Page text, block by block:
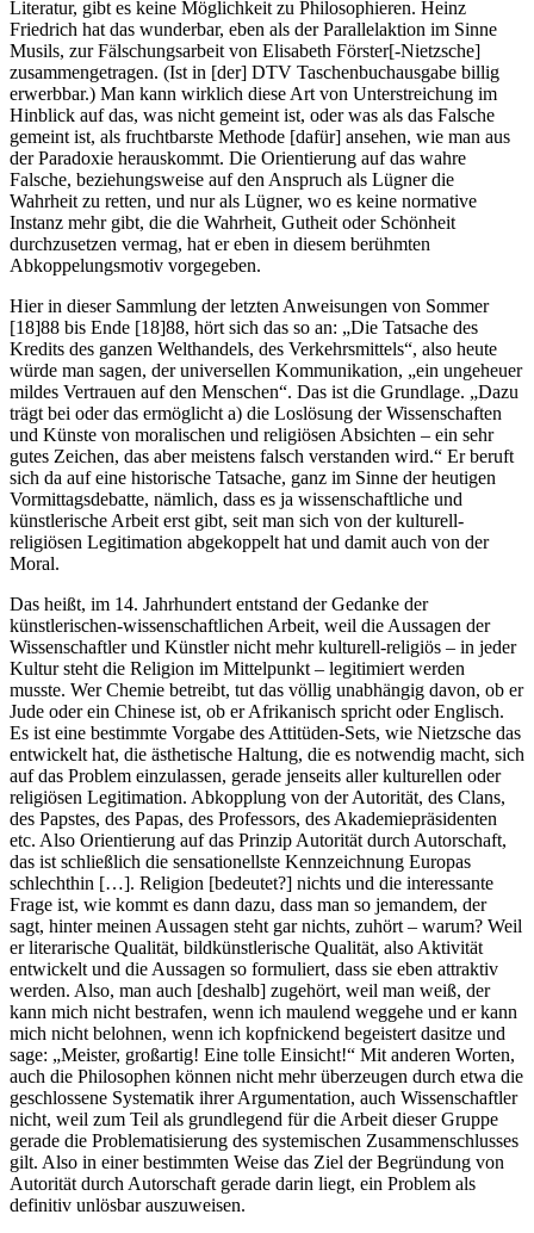
Literatur, gibt es keine Möglichkeit zu Philosophieren. Heinz
Friedrich hat das wunderbar, eben als der Parallelaktion im Sinne
Musils, zur Fälschungsarbeit von Elisabeth Förster[-Nietzsche]
zusammengetragen. (Ist in [der] DTV Taschenbuchausgabe billig
erwerbbar.) Man kann wirklich diese Art von Unterstreichung im
Hinblick auf das, was nicht gemeint ist, oder was als das Falsche
gemeint ist, als fruchtbarste Methode [dafür] ansehen, wie man aus
der Paradoxie herauskommt. Die Orientierung auf das wahre
Falsche, beziehungsweise auf den Anspruch als Lügner die
Wahrheit zu retten, und nur als Lügner, wo es keine normative
Instanz mehr gibt, die die Wahrheit, Gutheit oder Schönheit
durchzusetzen vermag, hat er eben in diesem berühmten
Abkoppelungsmotiv vorgegeben.
Hier in dieser Sammlung der letzten Anweisungen von Sommer
[18]88 bis Ende [18]88, hört sich das so an: „Die Tatsache des
Kredits des ganzen Welthandels, des Verkehrsmittels“, also heute
würde man sagen, der universellen Kommunikation, „ein ungeheuer
mildes Vertrauen auf den Menschen“. Das ist die Grundlage. „Dazu
trägt bei oder das ermöglicht a) die Loslösung der Wissenschaften
und Künste von moralischen und religiösen Absichten – ein sehr
gutes Zeichen, das aber meistens falsch verstanden wird.“ Er beruft
sich da auf eine historische Tatsache, ganz im Sinne der heutigen
Vormittagsdebatte, nämlich, dass es ja wissenschaftliche und
künstlerische Arbeit erst gibt, seit man sich von der kulturell-
religiösen Legitimation abgekoppelt hat und damit auch von der
Moral.
Das heißt, im 14. Jahrhundert entstand der Gedanke der
künstlerischen-wissenschaftlichen Arbeit, weil die Aussagen der
Wissenschaftler und Künstler nicht mehr kulturell-religiös – in jeder
Kultur steht die Religion im Mittelpunkt – legitimiert werden
musste. Wer Chemie betreibt, tut das völlig unabhängig davon, ob er
Jude oder ein Chinese ist, ob er Afrikanisch spricht oder Englisch.
Es ist eine bestimmte Vorgabe des Attitüden-Sets, wie Nietzsche das
entwickelt hat, die ästhetische Haltung, die es notwendig macht, sich
auf das Problem einzulassen, gerade jenseits aller kulturellen oder
religiösen Legitimation. Abkopplung von der Autorität, des Clans,
des Papstes, des Papas, des Professors, des Akademiepräsidenten
etc. Also Orientierung auf das Prinzip Autorität durch Autorschaft,
das ist schließlich die sensationellste Kennzeichnung Europas
schlechthin […]. Religion [bedeutet?] nichts und die interessante
Frage ist, wie kommt es dann dazu, dass man so jemandem, der
sagt, hinter meinen Aussagen steht gar nichts, zuhört – warum? Weil
er literarische Qualität, bildkünstlerische Qualität, also Aktivität
entwickelt und die Aussagen so formuliert, dass sie eben attraktiv
werden. Also, man auch [deshalb] zugehört, weil man weiß, der
kann mich nicht bestrafen, wenn ich maulend weggehe und er kann
mich nicht belohnen, wenn ich kopfnickend begeistert dasitze und
sage: „Meister, großartig! Eine tolle Einsicht!“ Mit anderen Worten,
auch die Philosophen können nicht mehr überzeugen durch etwa die
geschlossene Systematik ihrer Argumentation, auch Wissenschaftler
nicht, weil zum Teil als grundlegend für die Arbeit dieser Gruppe
gerade die Problematisierung des systemischen Zusammenschlusses
gilt. Also in einer bestimmten Weise das Ziel der Begründung von
Autorität durch Autorschaft gerade darin liegt, ein Problem als
definitiv unlösbar auszuweisen.